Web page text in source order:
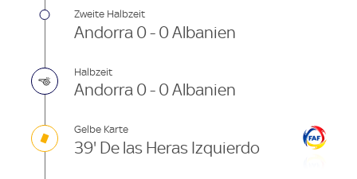
Zweite Halbzeit
Andorra 0 - 0 Albanien
Halbzeit
Andorra 0 - 0 Albanien
Gelbe Karte
39' De las Heras Izquierdo